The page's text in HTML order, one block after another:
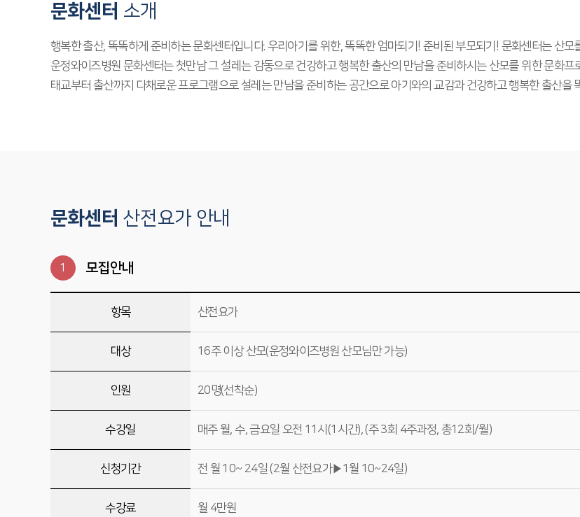
문화센터 소개
행복한 출산, 똑똑하게 준비하는 문화센터입니다. 우리아기를 위한, 똑똑한 엄마되기! 준비된 부모되기! 문화센터는 산모
운정와이즈병원 문화센터는 첫만남 그 설레는 감동으로 건강하고 행복한 출산의 만남을 준비하시는 산모를 위한 문화프
태교부터 출산까지 다채로운 프로그램으로 설레는 만남을 준비하는 공간으로 아기와의 교감과 건강하고 행복한 출산을
문화센터 산전요가 안내
1 모집안내
항목 산전요가
대상 16주 이상 산모(운정와이즈병원 산모님만 가능)
인원 20명(선착순)
수강일 매주 월, 수, 금요일 오전 11시(1시간), (주 3회 4주과정, 총12회/월)
신청기간 전 월 10~ 24일 (2월 산전요가▶1월 10~24일)
수강료 월 4만원